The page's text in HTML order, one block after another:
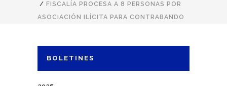
/ FISCALÍA PROCESA A 8 PERSONAS POR
ASOCIACIÓN ILÍCITA PARA CONTRABANDO
BOLETINES